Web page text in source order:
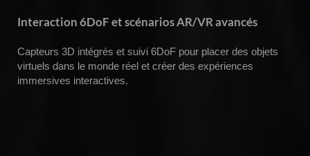
Interaction 6DoF et scénarios AR/VR avancés
Capteurs 3D intégrés et suivi 6DoF pour placer des objets
virtuels dans le monde réel et créer des expériences
immersives interactives.